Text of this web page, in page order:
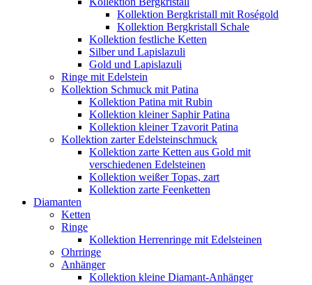
Kollektion Bergkristall mit Roségold
Kollektion Bergkristall Schale
Kollektion festliche Ketten
Silber und Lapislazuli
Gold und Lapislazuli
Ringe mit Edelstein
Kollektion Schmuck mit Patina
Kollektion Patina mit Rubin
Kollektion kleiner Saphir Patina
Kollektion kleiner Tzavorit Patina
Kollektion zarter Edelsteinschmuck
Kollektion zarte Ketten aus Gold mit
verschiedenen Edelsteinen
Kollektion weißer Topas, zart
Kollektion zarte Feenketten
Diamanten
Ketten
Ringe
Kollektion Herrenringe mit Edelsteinen
Ohrringe
Anhänger
Kollektion kleine Diamant-Anhänger